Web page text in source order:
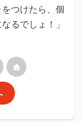
つけたら、個
るでしょ！」